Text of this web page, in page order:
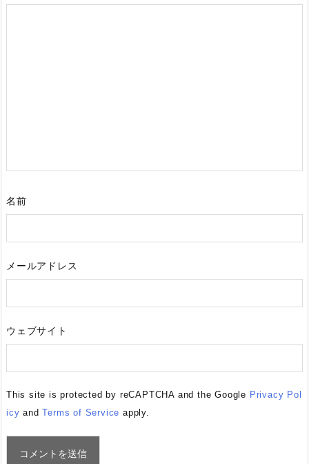
名前
メールアドレス
ウェブサイト
This site is protected by reCAPTCHA and the Google Privacy Pol
icy andTerms of Service apply.